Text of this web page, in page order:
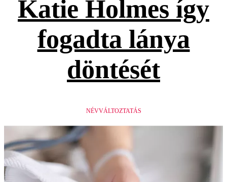
Katie Holmes így
fogadta lánya
döntését
NÉVVÁLTOZTATÁS